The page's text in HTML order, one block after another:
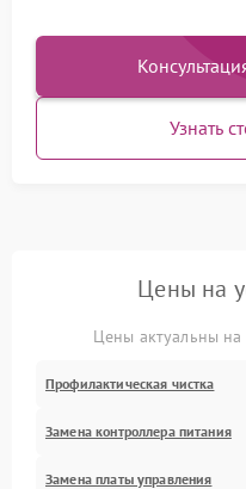
Узнать
Цены на
Цены актуальны
Профилактическая чистка
Замена контроллера питания
Замена платы управления